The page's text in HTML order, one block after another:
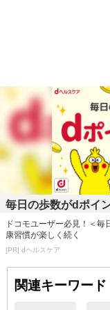
合がございます。
あらかじめご了承いた
によるお申込み後のキ
【お支払いについて】
※お支払い方法は、電
イントがご利用いただ
【発送・お届け・商品
※お申込み頂きました
ます。
金はいたしかねます。
また、お届け日時の
毎日の歩数がdポイ
ドコモユーザー必見！＜
康習慣が楽しく続く
[PR] dヘルスケア
関連キーワード